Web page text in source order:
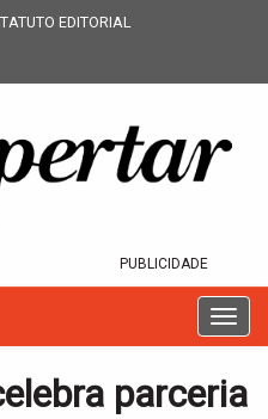
EDITORIAL
PUBLICIDADE
T
o
g
parceria